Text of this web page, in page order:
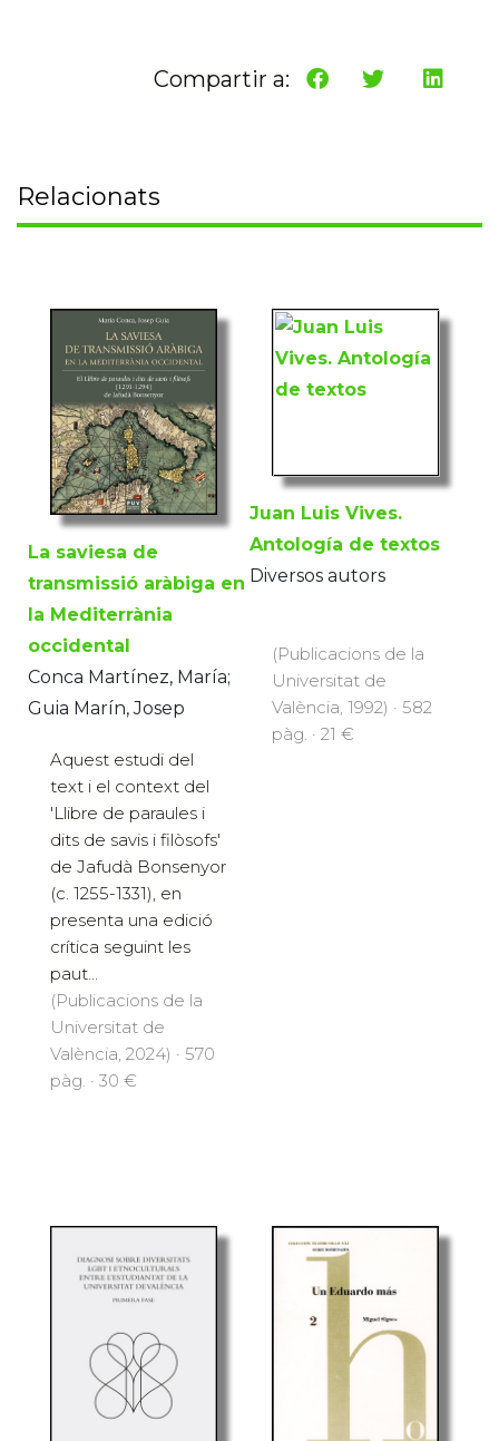
Compartir a:
Relacionats
La saviesa de
transmissió aràbiga en
la Mediterrània
occidental
Conca Martínez, María;
Guia Marín, Josep
Aquest estudi del
text i el context del
'Llibre de paraules i
dits de savis i filòsofs'
de Jafudà Bonsenyor
(c. 1255-1331), en
presenta una edició
crítica seguint les
paut...
(Publicacions de la
Universitat de
València, 2024) · 570
pàg. · 30 €
Juan Luis Vives.
Antología de textos
Diversos autors
(Publicacions de la
Universitat de
València, 1992) · 582
pàg. · 21 €